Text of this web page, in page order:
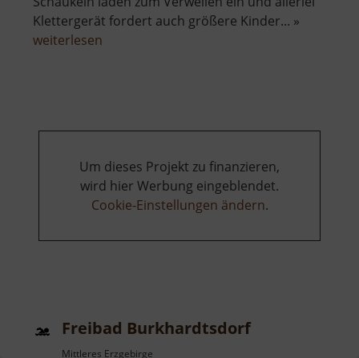
Klettergerät fordert auch größere Kinder... »
weiterlesen
Um dieses Projekt zu finanzieren,
wird hier Werbung eingeblendet.
Cookie-Einstellungen ändern.
Freibad Burkhardtsdorf
Mittleres Erzgebirge